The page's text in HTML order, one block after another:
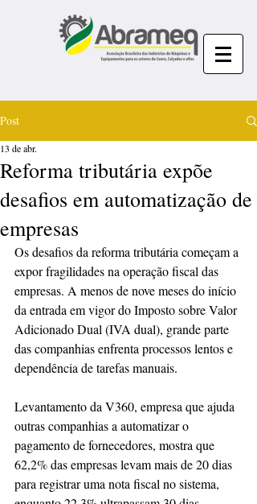
Post
Reforma tributária expõe
desafios em automatização de
empresas
13 de abr.
Os desafios da reforma tributária começam a
expor fragilidades na operação fiscal das
empresas. A menos de nove meses do início
da entrada em vigor do Imposto sobre Valor
Adicionado Dual (IVA dual), grande parte
das companhias enfrenta processos lentos e
dependência de tarefas manuais.
Levantamento da V360, empresa que ajuda
outras companhias a automatizar o
pagamento de fornecedores, mostra que
62,2% das empresas levam mais de 20 dias
para registrar uma nota fiscal no sistema,